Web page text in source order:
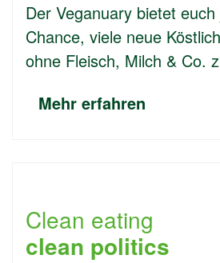
Der Veganuary bietet
Chance, viele neue
ohne Fleisch, Milch & Co.
Mehr erfahren
Clean eating
clean politics